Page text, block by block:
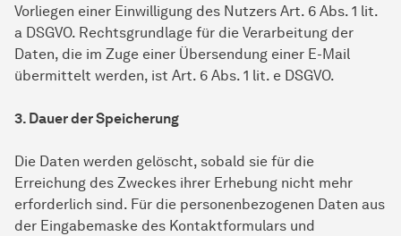
Vorliegen einer Einwilligung des Nutzers Art. 6 Abs. 1 lit.
a DSGVO. Rechtsgrundlage für die Verarbeitung der
Daten, die im Zuge einer Übersendung einer E-Mail
übermittelt werden, ist Art. 6 Abs. 1 lit. e DSGVO.
3. Dauer der Speicherung
Die Daten werden gelöscht, sobald sie für die
Erreichung des Zweckes ihrer Erhebung nicht mehr
erforderlich sind. Für die personenbezogenen Daten aus
der Eingabemaske des Kontaktformulars und